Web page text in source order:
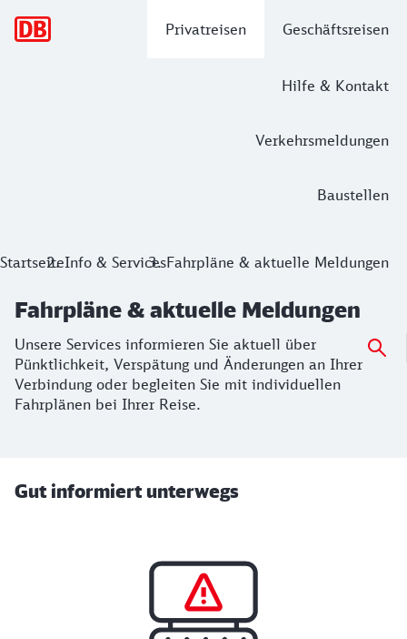
Privatreisen Geschäftsreisen
Hilfe & Kontakt
Verkehrsmeldungen
Baustellen
Fahrpläne & aktuelle Meldungen
StartseiteInfo & ServicesFahrpläne & aktuelle Meldungen
Fahrpläne & aktuelle Meldungen
Unsere Services informieren Sie aktuell über
Pünktlichkeit, Verspätung und Änderungen an Ihrer
Verbindung oder begleiten Sie mit individuellen
Fahrplänen bei Ihrer Reise.
Gut informiert unterwegs